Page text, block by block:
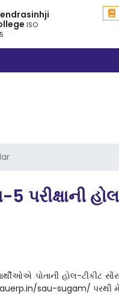
ISO
પરીક્ષાની
પોતાની હોલ-ટીકીટ
sau-sugam/ પરથી